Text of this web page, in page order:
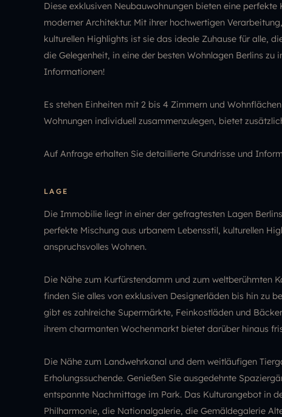
Diese exklusiven Neubauwohnungen bieten eine
moderner Architektur. Mit ihrer hochwertigen
kulturellen Highlights ist sie das ideale Zuhause für alle,
die Gelegenheit, in eine der besten Wohnlagen Berlins
Informationen!
Es stehen Einheiten mit 2 bis 4 Zimmern und
Wohnungen individuell zusammenzulegen, bietet
Auf Anfrage erhalten Sie detaillierte Grundrisse und
LAGE
Die Immobilie liegt in einer der gefragtesten Lagen
perfekte Mischung aus urbanem Lebensstil, kulturellen
anspruchsvolles Wohnen.
Die Nähe zum Kurfürstendamm und zum weltberühmten
finden Sie alles von exklusiven Designerläden bis hin zu
gibt es zahlreiche Supermärkte, Feinkostläden und
ihrem charmanten Wochenmarkt bietet darüber hinaus
Die Nähe zum Landwehrkanal und dem weitläufigen
Erholungssuchende. Genießen Sie ausgedehnte
entspannte Nachmittage im Park. Das Kulturangebot in
Philharmonie, die Nationalgalerie, die Gemäldegalerie